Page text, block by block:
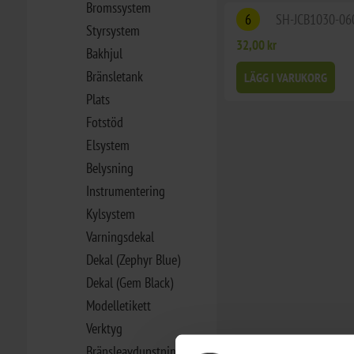
Bromssystem
Styrsystem
Bakhjul
Bränsletank
Plats
Fotstöd
Elsystem
Belysning
Instrumentering
Kylsystem
Varningsdekal
Dekal (Zephyr Blue)
Dekal (Gem Black)
Modelletikett
Verktyg
6 SH-JCB1030-
32,00 kr
LÄGG I VARUKORG